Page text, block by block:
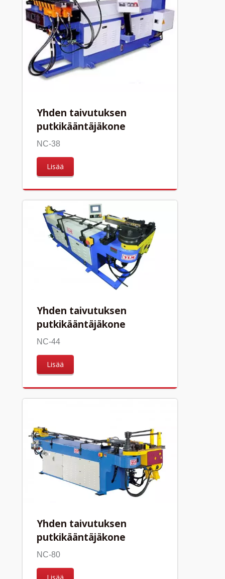
Yhden taivutuksen
putkikääntäjäkone
NC-38
Lisää
Yhden taivutuksen
putkikääntäjäkone
NC-44
Lisää
Yhden taivutuksen
putkikääntäjäkone
NC-80